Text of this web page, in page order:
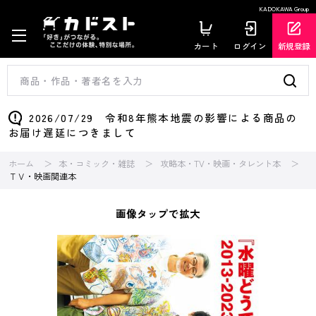
KADOKAWA Group
カート ログイン 新規登録
2026/07/29 令和8年熊本地震の影響による商品の
お届け遅延につきまして
ホーム 本・コミック・雑誌
攻略本・TV・映画・タレント本
ＴＶ・映画関連本
画像タップで拡大